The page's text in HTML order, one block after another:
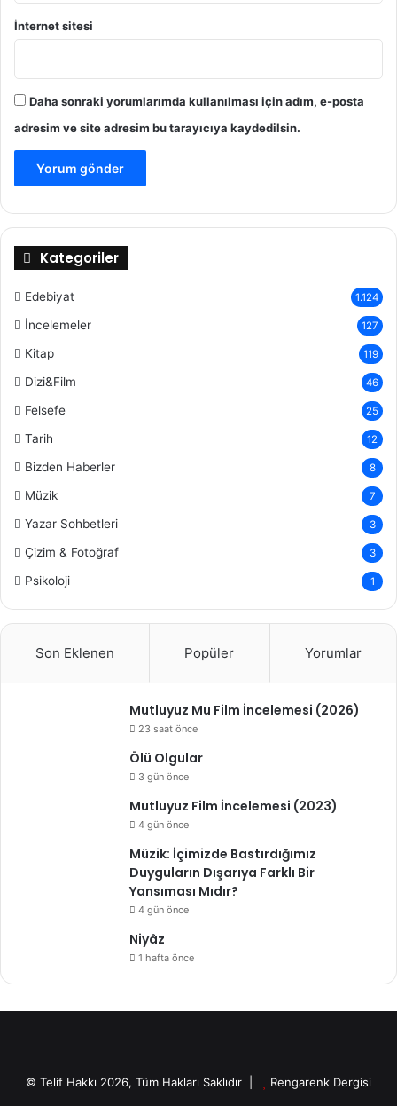
İnternet sitesi
Daha sonraki yorumlarımda kullanılması için adım, e-posta
adresim ve site adresim bu tarayıcıya kaydedilsin.
Kategoriler
Edebiyat 1.124
İncelemeler 127
Kitap 119
Dizi&Film 46
Felsefe 25
Tarih 12
Bizden Haberler 8
Müzik 7
Yazar Sohbetleri 3
Çizim & Fotoğraf 3
Psikoloji 1
Son Eklenen Popüler Yorumlar
Mutluyuz Mu Film İncelemesi (2026)
23 saat önce
Ölü Olgular
3 gün önce
Mutluyuz Film İncelemesi (2023)
4 gün önce
Müzik: İçimizde Bastırdığımız
Duyguların Dışarıya Farklı Bir
Yansıması Mıdır?
4 gün önce
Niyâz
1 hafta önce
© Telif Hakkı 2026, Tüm Hakları Saklıdır | Rengarenk Dergisi